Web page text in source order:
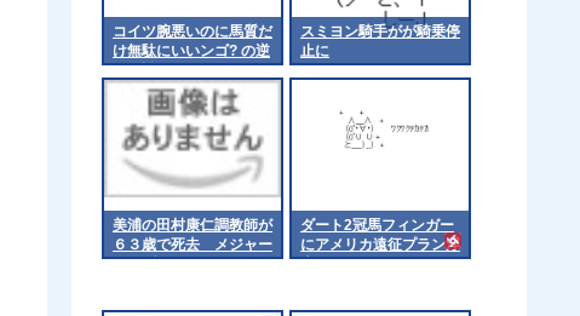
コイツ腕悪いのに馬質だ
け無駄にいいンゴ? の逆
って誰や
スミヨン騎手がが騎乗停
止に
美浦の田村康仁調教師が
６３歳で死去 メジャー
エンブレム、アスクビク
ダート2冠馬フィンガー
にアメリカ遠征プラン浮
上